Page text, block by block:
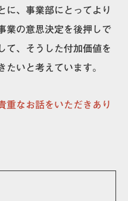
に、事業部にとってより
業の意思決定を後押しで
て、そうした付加価値を
たいと考えています。
なお話をいただきあり